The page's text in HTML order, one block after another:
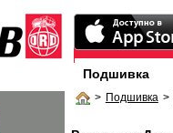
Подшивка
> Подшивка >